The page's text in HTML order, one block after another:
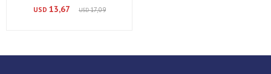
USD 13,67 USD17,09